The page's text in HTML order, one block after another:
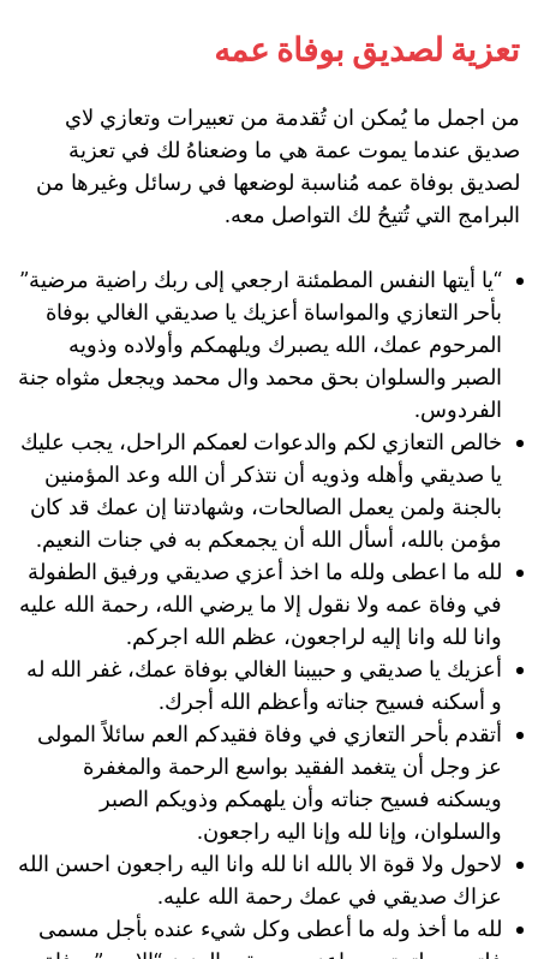
تعزية لصديق بوفاة عمه
من اجمل ما يُمكن ان تُقدمة من تعبيرات وتعازي لاي
صديق عندما يموت عمة هي ما وضعناهُ لك في تعزية
لصديق بوفاة عمه مُناسبة لوضعها في رسائل وغيرها من
البرامج التي تُتيحُ لك التواصل معه.
“يا أيتها النفس المطمئنة ارجعي إلى ربك راضية مرضية”
بأحر التعازي والمواساة أعزيك يا صديقي الغالي بوفاة
المرحوم عمك، الله يصبرك ويلهمكم وأولاده وذويه
الصبر والسلوان بحق محمد وال محمد ويجعل مثواه جنة
الفردوس.
خالص التعازي لكم والدعوات لعمكم الراحل، يجب عليك
يا صديقي وأهله وذويه أن نتذكر أن الله وعد المؤمنين
بالجنة ولمن يعمل الصالحات، وشهادتنا إن عمك قد كان
مؤمن بالله، أسأل الله أن يجمعكم به في جنات النعيم.
لله ما اعطى ولله ما اخذ أعزي صديقي ورفيق الطفولة
في وفاة عمه ولا نقول إلا ما يرضي الله، رحمة الله عليه
وانا لله وانا إليه لراجعون، عظم الله اجركم.
أعزيك يا صديقي و حبيبنا الغالي بوفاة عمك، غفر الله له
و أسكنه فسيح جناته وأعظم الله أجرك.
أتقدم بأحر التعازي في وفاة فقيدكم العم سائلاً المولى
عز وجل أن يتغمد الفقيد بواسع الرحمة والمغفرة
ويسكنه فسيح جناته وأن يلهمكم وذويكم الصبر
والسلوان، وإنا لله وإنا اليه راجعون.
لاحول ولا قوة الا بالله انا لله وانا اليه راجعون احسن الله
عزاك صديقي في عمك رحمة الله عليه.
لله ما أخذ وله ما أعطى وكل شيء عنده بأجل مسمى